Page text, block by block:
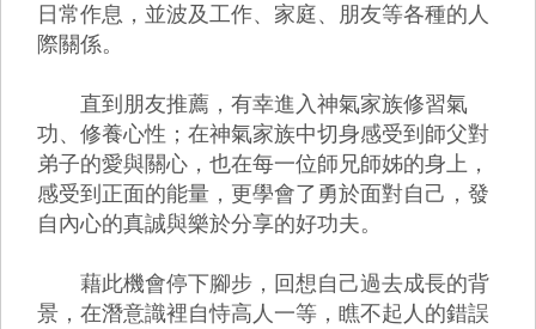
日常作息，並波及工作、家庭、朋友等各種的人
際關係。
直到朋友推薦，有幸進入神氣家族修習氣
功、修養心性；在神氣家族中切身感受到師父對
弟子的愛與關心，也在每一位師兄師姊的身上，
感受到正面的能量，更學會了勇於面對自己，發
自內心的真誠與樂於分享的好功夫。
藉此機會停下腳步，回想自己過去成長的背
景，在潛意識裡自恃高人一等，瞧不起人的錯誤